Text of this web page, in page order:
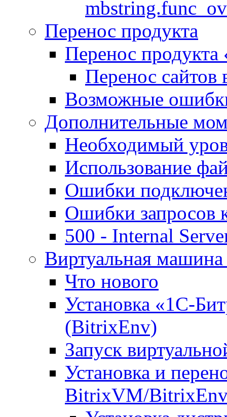
Перенос продукта
Перенос продукта
Перенос сайтов
Возможные
Дополнительные
Необходимый
Использование
Ошибки
Ошибки запросов
500 - Internal
Виртуальная
Что нового
Установка «1С-
(BitrixEnv)
Запуск
Установка и
BitrixVM/